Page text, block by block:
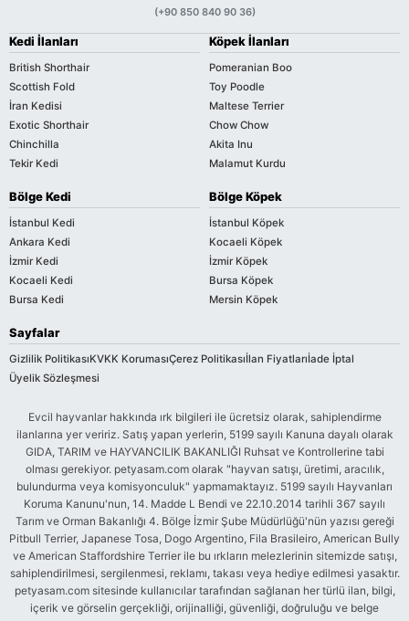
(+90 850 840 90 36)
Kedi İlanları
British Shorthair
Scottish Fold
İran Kedisi
Exotic Shorthair
Chinchilla
Tekir Kedi
Köpek İlanları
Pomeranian Boo
Toy Poodle
Maltese Terrier
Chow Chow
Akita Inu
Malamut Kurdu
Bölge Kedi
İstanbul Kedi
Ankara Kedi
İzmir Kedi
Kocaeli Kedi
Bursa Kedi
Bölge Köpek
İstanbul Köpek
Kocaeli Köpek
İzmir Köpek
Bursa Köpek
Mersin Köpek
Sayfalar
Gizlilik PolitikasıKVKK KorumasıÇerez Politikasıİlan Fiyatlarıİade İptal
Üyelik Sözleşmesi
Evcil hayvanlar hakkında ırk bilgileri ile ücretsiz olarak, sahiplendirme
ilanlarına yer veririz. Satış yapan yerlerin, 5199 sayılı Kanuna dayalı olarak
GIDA, TARIM ve HAYVANCILIK BAKANLIĞI Ruhsat ve Kontrollerine tabi
olması gerekiyor. petyasam.com olarak "hayvan satışı, üretimi, aracılık,
bulundurma veya komisyonculuk" yapmamaktayız. 5199 sayılı Hayvanları
Koruma Kanunu'nun, 14. Madde L Bendi ve 22.10.2014 tarihli 367 sayılı
Tarım ve Orman Bakanlığı 4. Bölge İzmir Şube Müdürlüğü'nün yazısı gereği
Pitbull Terrier, Japanese Tosa, Dogo Argentino, Fila Brasileiro, American Bully
ve American Staffordshire Terrier ile bu ırkların melezlerinin sitemizde satışı,
sahiplendirilmesi, sergilenmesi, reklamı, takası veya hediye edilmesi yasaktır.
petyasam.com sitesinde kullanıcılar tarafından sağlanan her türlü ilan, bilgi,
içerik ve görselin gerçekliği, orijinalliği, güvenliği, doğruluğu ve belge